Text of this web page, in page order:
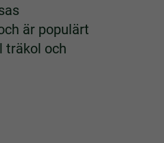
är populärt
träkol och